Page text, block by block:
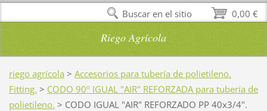
Riego Agrícola
riego agrícola > Accesorios para tubería de polietileno.
Fitting. > CODO 90º IGUAL "AIR" REFORZADA para tubería de
polietileno. > CODO IGUAL "AIR" REFORZADO PP 40x3/4".
0,00 €
Buscar en el sitio